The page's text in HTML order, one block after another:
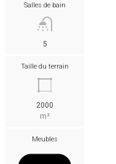
Salles de bain
5
Taille du terrain
2000
m²
Meubles